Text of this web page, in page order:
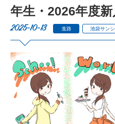
年生・2026年度新
2025-10-13 進路 池袋サン